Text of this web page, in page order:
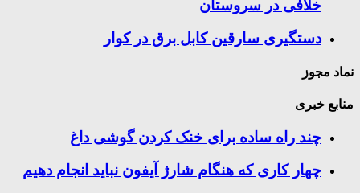
خلافی در سروستان
دستگیری سارقین کابل برق در کوار
نماد مجوز
منابع خبری
چند راه‌ ساده برای خنک کردن گوشی داغ
چهار کاری که هنگام شارژ آیفون نباید انجام دهیم